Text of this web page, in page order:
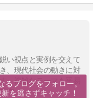
い視点と実例を交えて
、現代社会の動きに対
。複雑なテーマも平易
す。
るブログをフォロー。
を逃さずキャッチ！